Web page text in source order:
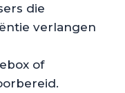
die
verlangen
of